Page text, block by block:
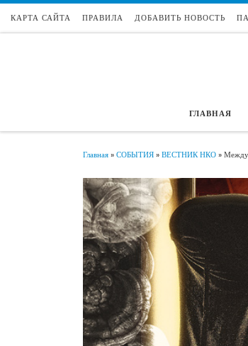
Перейти к содержимому
КАРТА САЙТА ПРАВИЛА ДОБАВИТЬ НОВОСТЬ
ГЛАВНАЯ
Главная»СОБЫТИЯ»ВЕСТНИК НКО»